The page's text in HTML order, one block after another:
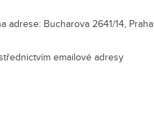
adrese: Bucharova 2641/14, Praha
emailové adresy